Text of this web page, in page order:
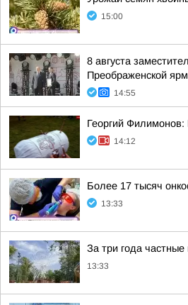
15:00
8 августа
Преображенской
14:55
Георгий Филимонов:
14:12
Более 17 тысяч
13:33
За три года
13:33